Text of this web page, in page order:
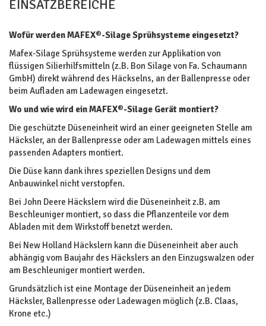
EINSATZBEREICHE
Wofür werden MAFEX®-Silage Sprühsysteme eingesetzt?
Mafex-Silage Sprühsysteme werden zur Applikation von
flüssigen Silierhilfsmitteln (z.B. Bon Silage von Fa. Schaumann
GmbH) direkt während des Häckselns, an der Ballenpresse oder
beim Aufladen am Ladewagen eingesetzt.
Wo und wie wird ein MAFEX®-Silage Gerät montiert?
Die geschützte Düseneinheit wird an einer geeigneten Stelle am
Häcksler, an der Ballenpresse oder am Ladewagen mittels eines
passenden Adapters montiert.
Die Düse kann dank ihres speziellen Designs und dem
Anbauwinkel nicht verstopfen.
Bei John Deere Häckslern wird die Düseneinheit z.B. am
Beschleuniger montiert, so dass die Pflanzenteile vor dem
Abladen mit dem Wirkstoff benetzt werden.
Bei New Holland Häckslern kann die Düseneinheit aber auch
abhängig vom Baujahr des Häckslers an den Einzugswalzen oder
am Beschleuniger montiert werden.
Grundsätzlich ist eine Montage der Düseneinheit an jedem
Häcksler, Ballenpresse oder Ladewagen möglich (z.B. Claas,
Krone etc.)